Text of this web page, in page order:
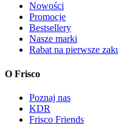
Nowości
Promocje
Bestsellery
Nasze marki
Rabat na pierwsze
O Frisco
Poznaj nas
KDR
Frisco Friends